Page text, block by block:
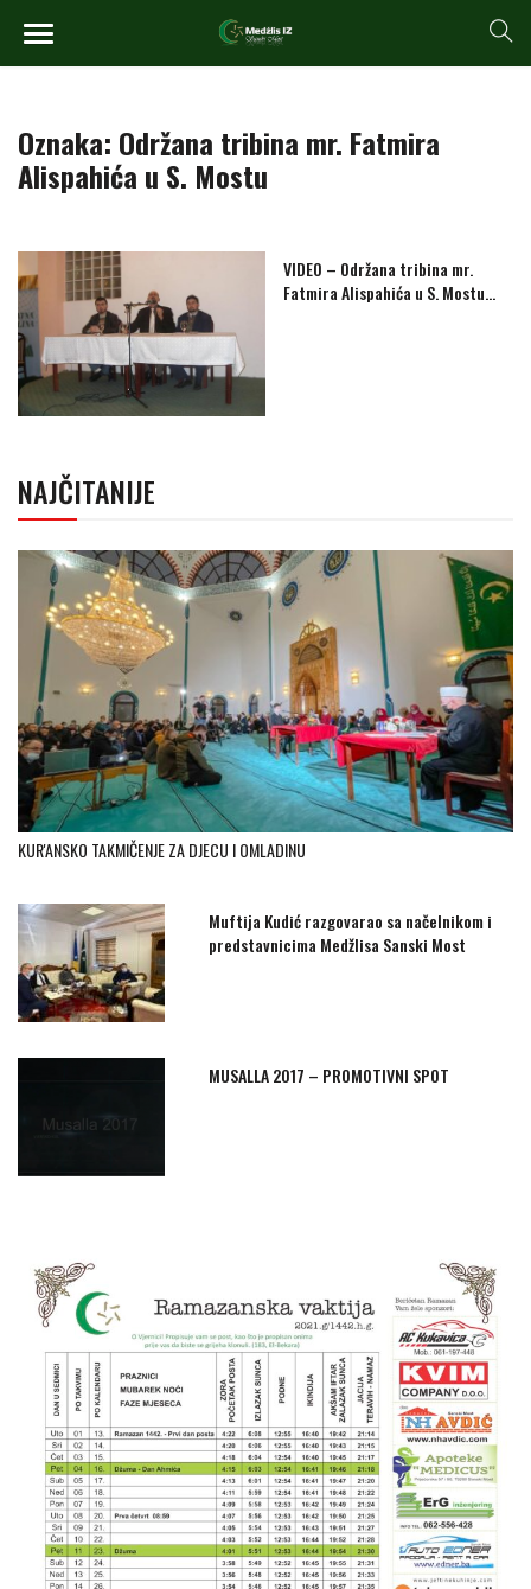
Oznaka: Održana tribina mr. Fatmira
Alispahića u S. Mostu
VIDEO – Održana tribina mr.
Fatmira Alispahića u S. Mostu…
NAJČITANIJE
KUR'ANSKO TAKMIČENJE ZA DJECU I OMLADINU
Muftija Kudić razgovarao sa načelnikom i
predstavnicima Medžlisa Sanski Most
MUSALLA 2017 – PROMOTIVNI SPOT